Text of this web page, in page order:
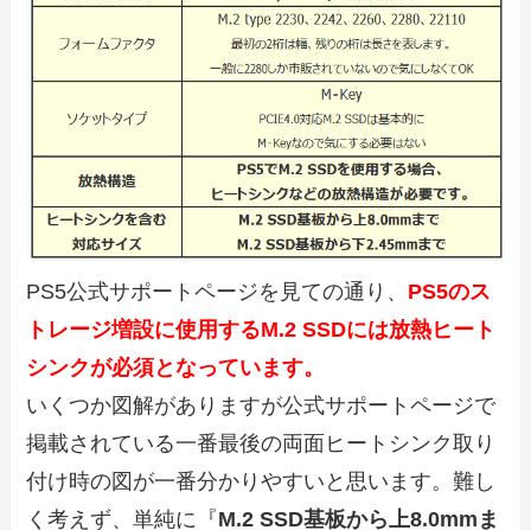
PS5公式サポートページを見ての通り、 PS5のス
トレージ増設に使用するM.2 SSDには放熱ヒート
シンクが必須となっています。
いくつか図解がありますが公式サポートページで
掲載されている一番最後の両面ヒートシンク取り
付け時の図が一番分かりやすいと思います。難し
く考えず、単純に『M.2 SSD基板から上8.0mmま